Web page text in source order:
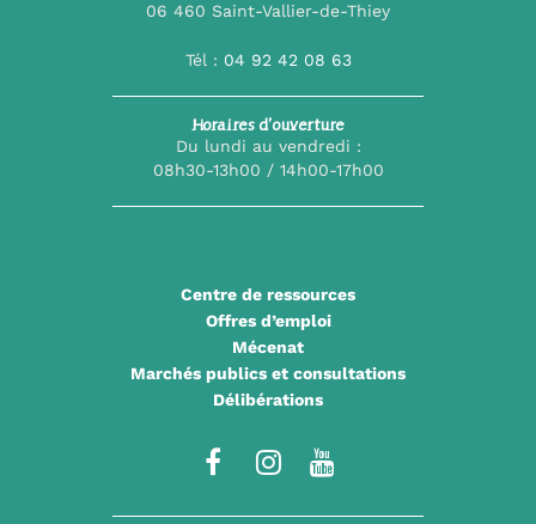
06 460 Saint-Vallier-de-Thiey
Tél : 04 92 42 08 63
Horaires d’ouverture
Du lundi au vendredi :
08h30-13h00 / 14h00-17h00
Centre de ressources
Offres d’emploi
Mécenat
Marchés publics et consultations
Délibérations
Lien
Lien